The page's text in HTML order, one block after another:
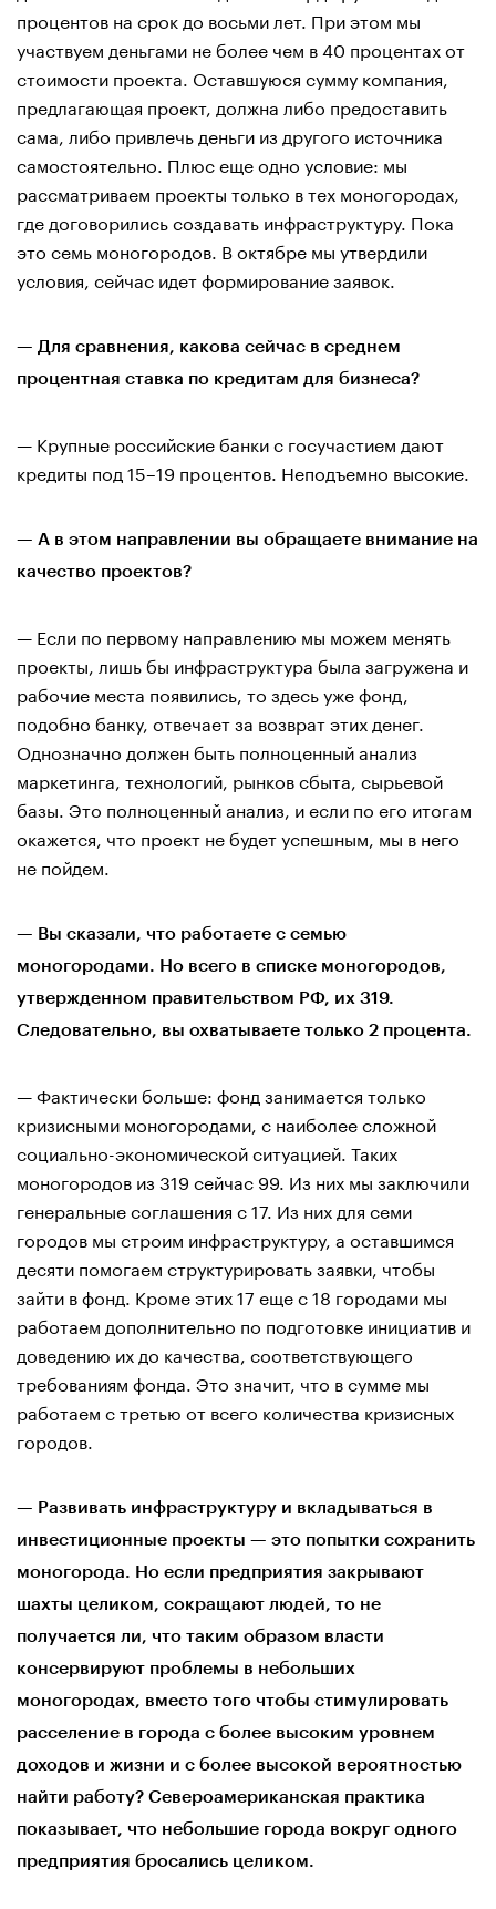
процентов на срок до восьми лет. При этом мы
участвуем деньгами не более чем в 40 процентах от
стоимости проекта. Оставшуюся сумму компания,
предлагающая проект, должна либо предоставить
сама, либо привлечь деньги из другого источника
самостоятельно. Плюс еще одно условие: мы
рассматриваем проекты только в тех моногородах,
где договорились создавать инфраструктуру. Пока
это семь моногородов. В октябре мы утвердили
условия, сейчас идет формирование заявок.
— Для сравнения, какова сейчас в среднем
процентная ставка по кредитам для бизнеса?
— Крупные российские банки с госучастием дают
кредиты под 15–19 процентов. Неподъемно высокие.
— А в этом направлении вы обращаете внимание на
качество проектов?
— Если по первому направлению мы можем менять
проекты, лишь бы инфраструктура была загружена и
рабочие места появились, то здесь уже фонд,
подобно банку, отвечает за возврат этих денег.
Однозначно должен быть полноценный анализ
маркетинга, технологий, рынков сбыта, сырьевой
базы. Это полноценный анализ, и если по его итогам
окажется, что проект не будет успешным, мы в него
не пойдем.
— Вы сказали, что работаете с семью
моногородами. Но всего в списке моногородов,
утвержденном правительством РФ, их 319.
Следовательно, вы охватываете только 2 процента.
— Фактически больше: фонд занимается только
кризисными моногородами, с наиболее сложной
социально-экономической ситуацией. Таких
моногородов из 319 сейчас 99. Из них мы заключили
генеральные соглашения с 17. Из них для семи
городов мы строим инфраструктуру, а оставшимся
десяти помогаем структурировать заявки, чтобы
зайти в фонд. Кроме этих 17 еще с 18 городами мы
работаем дополнительно по подготовке инициатив и
доведению их до качества, соответствующего
требованиям фонда. Это значит, что в сумме мы
работаем с третью от всего количества кризисных
городов.
— Развивать инфраструктуру и вкладываться в
инвестиционные проекты — это попытки сохранить
моногорода. Но если предприятия закрывают
шахты целиком, сокращают людей, то не
получается ли, что таким образом власти
консервируют проблемы в небольших
моногородах, вместо того чтобы стимулировать
расселение в города с более высоким уровнем
доходов и жизни и с более высокой вероятностью
найти работу? Североамериканская практика
показывает, что небольшие города вокруг одного
предприятия бросались целиком.